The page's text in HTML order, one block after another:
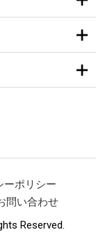
ーポリシー
問い合わせ
Reserved.